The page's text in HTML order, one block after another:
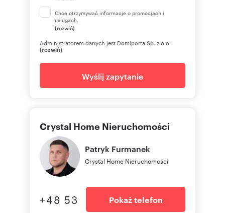
Chcę otrzymywać informacje o promocjach i
usługach.
(rozwiń)
Administratorem danych jest Domiporta Sp. z o.o.
(rozwiń)
Wyślij zapytanie
Crystal Home Nieruchomości
Patryk Furmanek
Crystal Home Nieruchomości
+48 53 Pokaż telefon